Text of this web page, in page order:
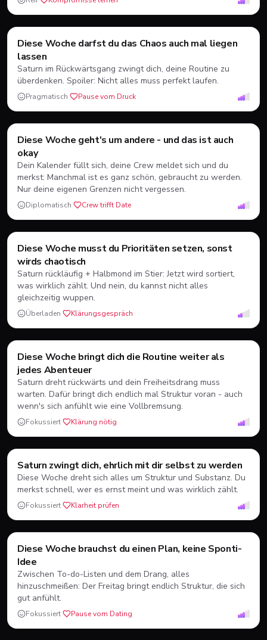
Erde 24.08.-23.09.
♍
Jungfrau
Diese Woche darfst du das Chaos auch mal liegen
lassen
Saturn im Rückwärtsgang zwingt dich, deine Routine zu
überdenken. Spoiler: Nicht alles muss perfekt laufen.
Pragmatisch· Pause vom Druck
Luft 24.09.-23.10.
♎
Waage
Diese Woche geht's um andere - und das ist auch
okay
Dein Kalender füllt sich, deine Crew meldet sich und du
merkst: Manchmal ist es ganz schön, gebraucht zu werden.
Nur deine eigenen Grenzen nicht vergessen.
Diplomatisch· Crew trifft Date
Wasser 24.10.-22.11.
♏
Skorpion
Diese Woche musst du Prioritäten setzen, sonst
wirds chaotisch
Saturn rückläufig + Halbmond im Stier: Jetzt wird sortiert,
was wirklich zählt. Und nein, du kannst nicht alles
gleichzeitig wuppen.
Überladen· Klärungsgespräch
Feuer 23.11.-21.12.
♐
Schütze
Diese Woche bringt dich die Routine weiter als
jedes Abenteuer
Saturn dreht rückwärts und dein Freiheitsdrang muss
warten. Dafür bringt dich endlich mal Struktur voran - auch
wenn's sich anfühlt wie eine Vollbremsung.
Fokussiert· Klärung nötig
Erde 22.12.-20.01.
♑
Steinbock
Saturn zwingt dich, ehrlich mit dir selbst zu werden
Diese Woche dreht sich alles um Struktur und Substanz. Du
merkst schnell, wer es ernst meint und was wirklich zählt.
Fokussiert· Klarheit prüfen
Luft 21.01.-19.02.
♒
Wassermann
Diese Woche brauchst du einen Plan, keine Sponti-
Idee
Zwischen To-do-Listen und dem Drang, alles
hinzuschmeißen: Der Freitag bringt endlich Struktur, die sich
gut anfühlt.
Fokussiert· Pause vom Dating
Fische